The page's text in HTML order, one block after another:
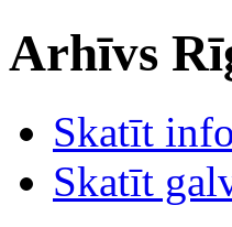
Arhīvs
Skatīt
Skatīt